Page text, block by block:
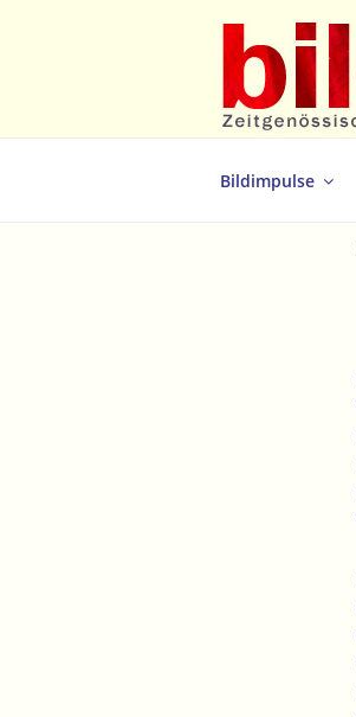
Bildimpulse